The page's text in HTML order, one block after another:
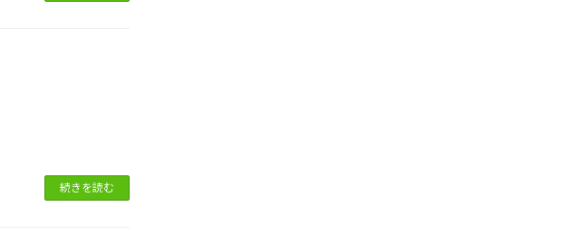
続きを読む